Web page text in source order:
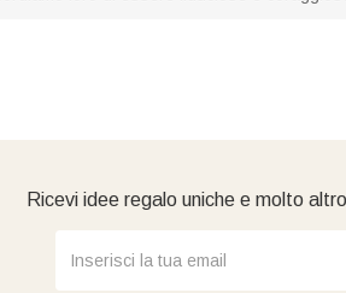
Ricevi idee regalo uniche e molto